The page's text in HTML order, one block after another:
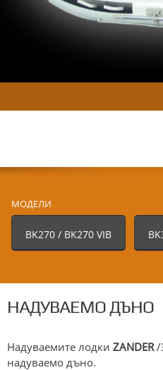
МОДЕЛИ
BK270 / BK270 VIB
НАДУВАЕМО ДЪНО
Надуваемите лодки ZANDER/
надуваемо дъно.